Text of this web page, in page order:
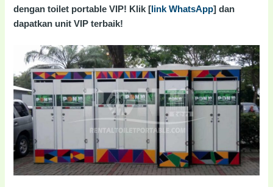
dengan toilet portable VIP! Klik [ link WhatsApp] dan
dapatkan unit VIP terbaik!